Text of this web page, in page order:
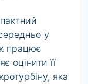
у
працює
оцінити її
яка